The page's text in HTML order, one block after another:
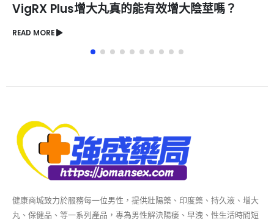
VigRX Plus增大丸真的能有效增大陰莖嗎？
READ MORE
健康商城致力於服務每一位男性，提供壯陽藥、印度藥、持久液、增大
丸、保健品、等一系列產品，專為男性解決陽痿、早洩、性生活時間短